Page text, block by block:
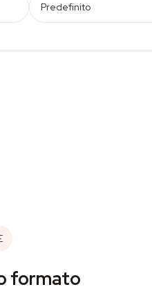
Predefinito
formato